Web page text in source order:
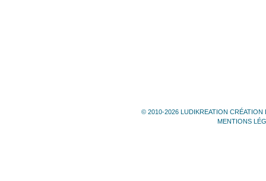
© 2010-2026 LUDIKREATION CRÉATION
MENTIONS